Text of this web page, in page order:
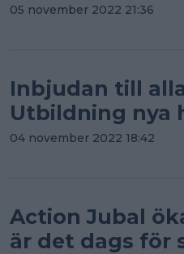
05 november 2022 21:36
Inbjudan till
Utbildning nya
04 november 2022 18:42
Action Jubal
är det dags för